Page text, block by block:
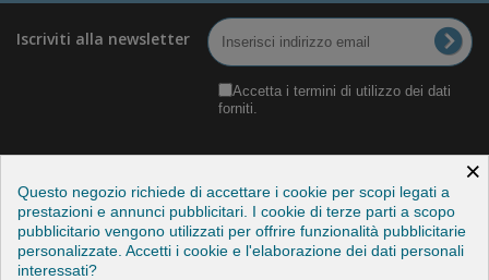
Iscriviti alla newsletter
Accetta i termini di utilizzo dei dati
forniti.
Categorie
×
Questo negozio richiede di accettare i cookie per scopi legati a
prestazioni e annunci pubblicitari. I cookie di terze parti a scopo
pubblicitario vengono utilizzati per offrire funzionalità pubblicitarie
personalizzate. Accetti i cookie e l'elaborazione dei dati personali
interessati?